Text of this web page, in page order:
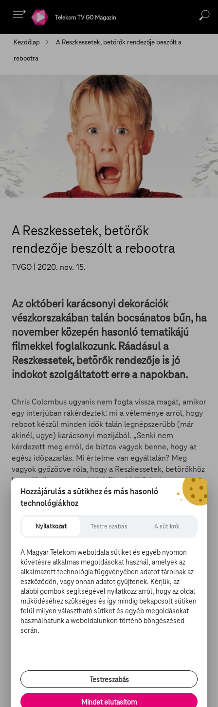
Telekom TV GO Magazin
Kezdőlap
A Reszkessetek, betörők rendezője beszólt a
rebootra
A Reszkessetek, betörők
rendezője beszólt a rebootra
TVGO | 2020. nov. 15.
Az októberi karácsonyi dekorációk
vészkorszakában talán bocsánatos bűn, ha
november közepén hasonló tematikájú
filmekkel foglalkozunk. Ráadásul a
Reszkessetek, betörők rendezője is jó
indokot szolgáltatott erre a napokban.
Chris Colombus ugyanis nem fogta vissza magát, amikor
egy interjúban rákérdeztek: mi a véleménye arról, hogy
reboot készül minden idők talán legnépszerűbb (már
akinél, ugye) karácsonyi mozijából. „Senki nem
kérdezett meg erről, de biztos vagyok benne, hogy az
egész időpazarlás. Mi értelme van egyáltalán? Meg
vagyok győződve róla, hogy a Reszkessetek, betörőkhöz
hasonló élettartammal bíró filmekből felesleges
remake-et csinálni. Ezt a patront nem lehet még
egyszer elsütni, nem fog működni. Semmi értelme,
is bukik az adott film, az alkotók elmondhatják, hogy
rendező.
Colombus mellesleg azt is elárulta, hogyan került bele
Donald Trump a Reszkessetek, betörők második
részébe: „A Plaza Hotelben szerettünk volna forgatni,
ami akkoriban Donald Trump tulajdonában volt.
Rábolintott, ki is fizettük a bérleti díjat, azonban így is
felvidult, amikor meglátta Trumpot. Mire mondtam a
vágónak, hogy továbbra is hagyjuk benn a filmben.”
Hozzájárulás a sütikhez és más hasonló
technológiákhoz
Nyilatkozat Testre szabás A sütikről
A Magyar Telekom weboldala sütiket és egyéb nyomon
követésre alkalmas megoldásokat használ, amelyek az
alkalmazott technológia függvényében adatot tárolnak az
eszközödön, vagy onnan adatot gyűjtenek. Kérjük, az
alábbi gombok segítségével nyilatkozz arról, hogy az oldal
működéséhez szükséges és így mindig bekapcsolt sütiken
felül milyen választható sütiket és egyéb megoldásokat
használhatunk a weboldalunkon történő böngészésed
során.
Testreszabás
Mindet elutasítom